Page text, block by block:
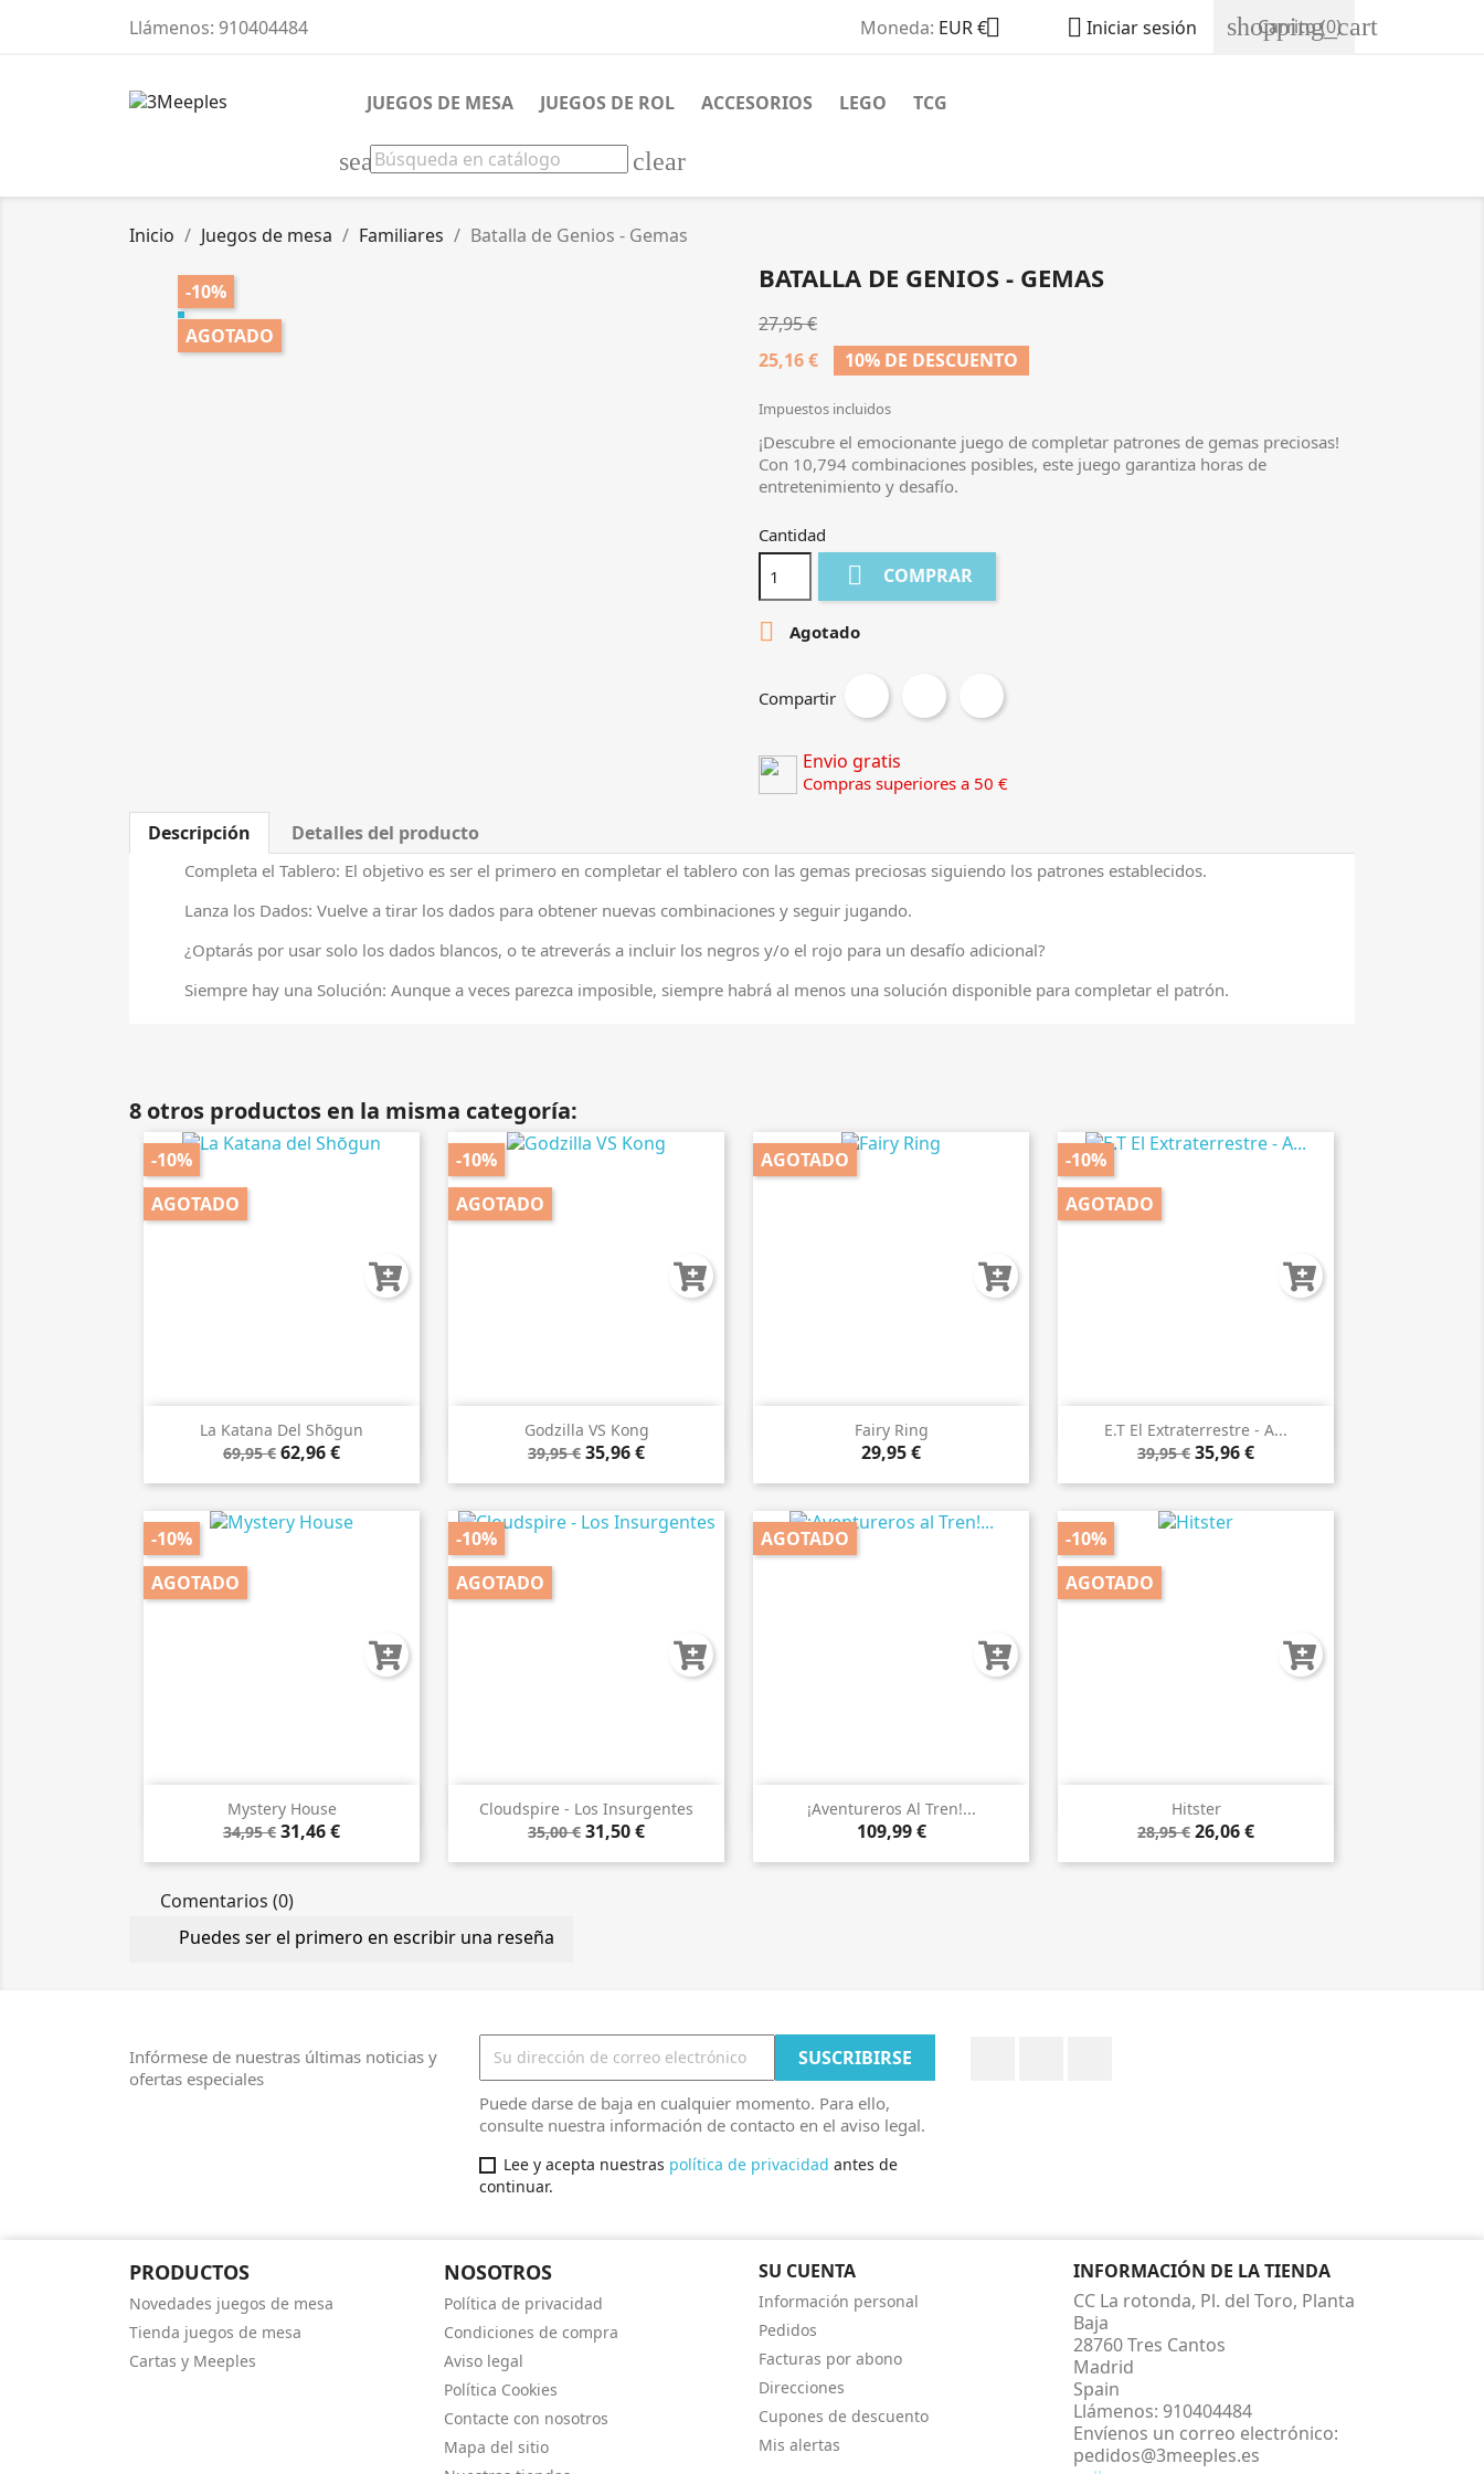
Llámenos: 910404484 Moneda: EUR €  Iniciar sesión shopping_cart
Carrito(0)
JUEGOS DE MESA JUEGOS DE ROL ACCESORIOS LEGO TCG
search clear
Inicio Juegos de mesa Familiares Batalla de Genios - Gemas
-10%
AGOTADO
BATALLA DE GENIOS - GEMAS
27,95 €
25,16 €
10% DE DESCUENTO
Impuestos incluidos
¡Descubre el emocionante juego de completar patrones de gemas preciosas!
Con 10,794 combinaciones posibles, este juego garantiza horas de
entretenimiento y desafío.
Cantidad
 COMPRAR
 Agotado
Compartir
Envio gratis
Compras superiores a 50 €
Descripción Detalles del producto
Completa el Tablero: El objetivo es ser el primero en completar el tablero con las gemas preciosas siguiendo los patrones establecidos.
Lanza los Dados: Vuelve a tirar los dados para obtener nuevas combinaciones y seguir jugando.
¿Optarás por usar solo los dados blancos, o te atreverás a incluir los negros y/o el rojo para un desafío adicional?
Siempre hay una Solución: Aunque a veces parezca imposible, siempre habrá al menos una solución disponible para completar el patrón.
8 otros productos en la misma categoría:
La Katana Del Shōgun
69,95 € 62,96 €
-10%
AGOTADO
 Vista rápida
Godzilla VS Kong
39,95 € 35,96 €
-10%
AGOTADO
 Vista rápida Fairy Ring
29,95 €
AGOTADO
Vista rápida
E.T El Extraterrestre - A...
39,95 € 35,96 €
-10%
AGOTADO
 Vista rápida
Mystery House
34,95 € 31,46 €
-10%
AGOTADO
 Vista rápida
Cloudspire - Los Insurgentes
35,00 € 31,50 €
-10%
AGOTADO
 Vista rápida ¡Aventureros Al Tren!...
109,99 €
AGOTADO
 Vista rápida
Hitster
28,95 € 26,06 €
-10%
AGOTADO
Vista rápida
Comentarios (0)
Puedes ser el primero en escribir una reseña
Infórmese de nuestras últimas noticias y
ofertas especiales
Puede darse de baja en cualquier momento. Para ello,
consulte nuestra información de contacto en el aviso legal.
Lee y acepta nuestras política de privacidad antes de
continuar.
PRODUCTOS
Novedades juegos de mesa
Tienda juegos de mesa
Cartas y Meeples
NOSOTROS
Política de privacidad
Condiciones de compra
Aviso legal
Política Cookies
Contacte con nosotros
Mapa del sitio
SU CUENTA
Información personal
Pedidos
Facturas por abono
Direcciones
Cupones de descuento
Mis alertas
INFORMACIÓN DE LA TIENDA
CC La rotonda, Pl. del Toro, Planta
Baja
28760 Tres Cantos
Madrid
Spain
Llámenos: 910404484
Envíenos un correo electrónico:
pedidos@3meeples.es